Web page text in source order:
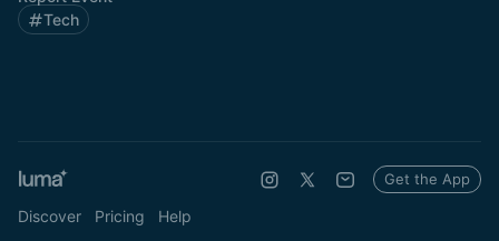
Tech
Discover Pricing Help
Get the App